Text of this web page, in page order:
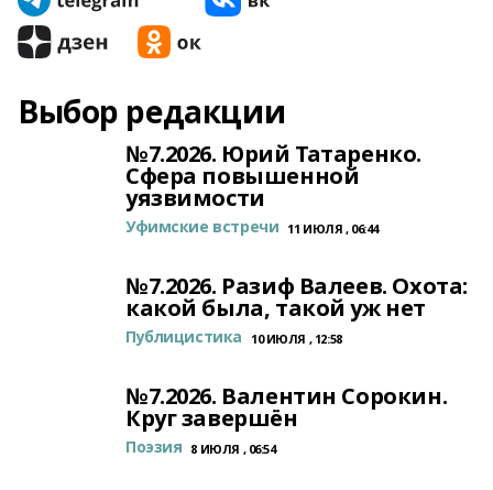
Выбор редакции
№7.2026. Юрий Татаренко.
Сфера повышенной
уязвимости
Уфимские встречи 11 ИЮЛЯ , 06:44
№7.2026. Разиф Валеев. Охота:
какой была, такой уж нет
Публицистика 10 ИЮЛЯ , 12:58
№7.2026. Валентин Сорокин.
Круг завершён
Поэзия 8 ИЮЛЯ , 06:54